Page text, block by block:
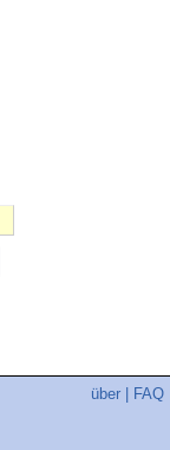
über FAQ